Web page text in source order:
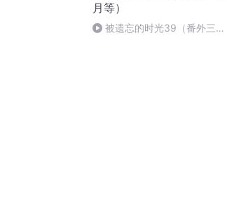
月等）
被遗忘的时光39（番外三庆